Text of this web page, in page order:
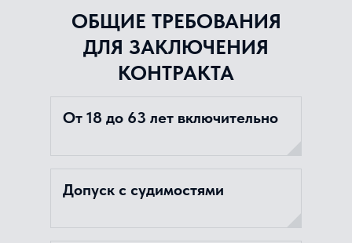
ОБЩИЕ ТРЕБОВАНИЯ
ДЛЯ ЗАКЛЮЧЕНИЯ
КОНТРАКТА
От 18 до 63 лет включительно
Допуск с судимостями